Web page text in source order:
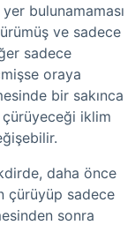
bulunamaması
ve sadece
sadece
oraya
bir sakınca
iklim
daha önce
çürüyüp sadece
sonra